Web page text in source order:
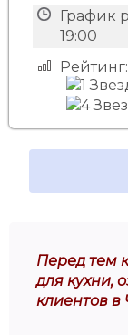
График
19:00
Рейтинг:
Перед тем
для кухни,
клиентов в